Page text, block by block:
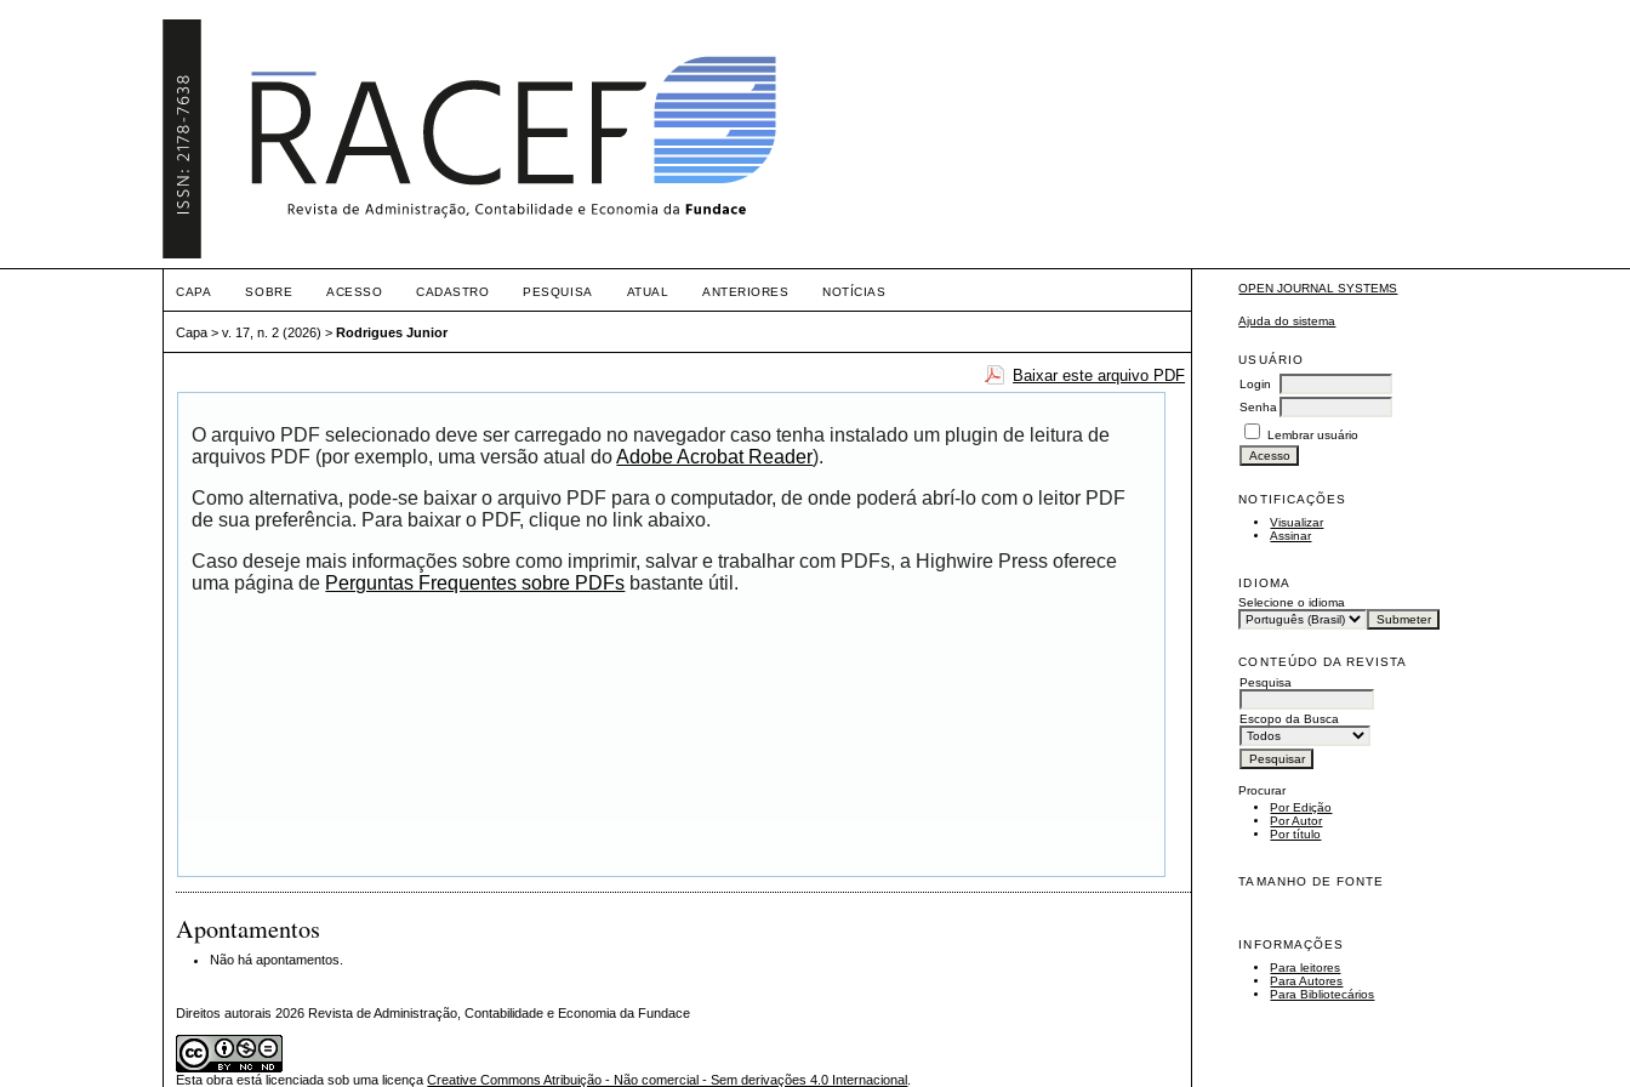
OPEN JOURNAL SYSTEMS
Ajuda do sistema
USUÁRIO
Login
Senha
Lembrar usuário
NOTIFICAÇÕES
Visualizar
Assinar
IDIOMA
Selecione o idioma
CONTEÚDO DA REVISTA
Pesquisa
Escopo da Busca
Procurar
Por Edição
Por Autor
Por título
TAMANHO DE FONTE
INFORMAÇÕES
Para leitores
Para Autores
Para Bibliotecários
CAPA SOBRE ACESSO CADASTRO PESQUISA ATUAL ANTERIORES NOTÍCIAS
Capa >v. 17, n. 2 (2026) >Rodrigues Junior
Baixar este arquivo PDF
O arquivo PDF selecionado deve ser carregado no navegador caso tenha instalado um plugin de leitura de
arquivos PDF (por exemplo, uma versão atual doAdobe Acrobat Reader).
Como alternativa, pode-se baixar o arquivo PDF para o computador, de onde poderá abrí-lo com o leitor PDF
de sua preferência. Para baixar o PDF, clique no link abaixo.
Caso deseje mais informações sobre como imprimir, salvar e trabalhar com PDFs, a Highwire Press oferece
uma página de Perguntas Frequentes sobre PDFs bastante útil.
Apontamentos
Não há apontamentos.
Direitos autorais 2026 Revista de Administração, Contabilidade e Economia da Fundace
Esta obra está licenciada sob uma licençaCreative Commons Atribuição - Não comercial - Sem derivações 4.0 Internacional